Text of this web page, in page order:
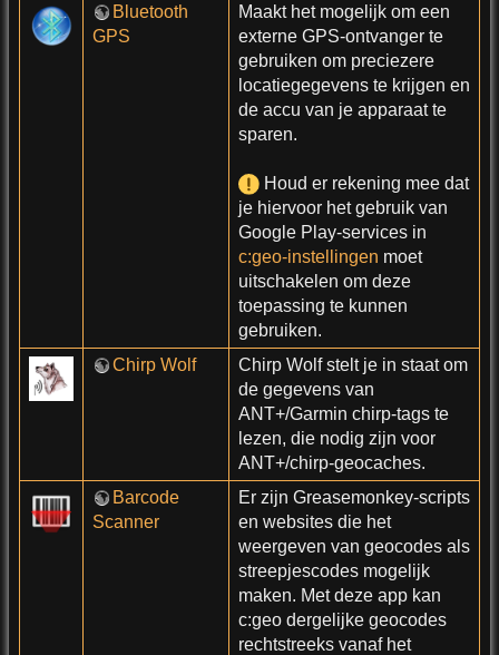
Bluetooth
GPS
Maakt het mogelijk om een
externe GPS-ontvanger te
gebruiken om preciezere
locatiegegevens te krijgen en
de accu van je apparaat te
sparen.
Houd er rekening mee dat
je hiervoor het gebruik van
Google Play-services in
c:geo-instellingen moet
uitschakelen om deze
toepassing te kunnen
gebruiken.
Chirp Wolf
Chirp Wolf stelt je in staat om
de gegevens van
ANT+/Garmin chirp-tags te
lezen, die nodig zijn voor
ANT+/chirp-geocaches.
Barcode
Scanner
Er zijn Greasemonkey-scripts
en websites die het
weergeven van geocodes als
streepjescodes mogelijk
maken. Met deze app kan
c:geo dergelijke geocodes
rechtstreeks vanaf het